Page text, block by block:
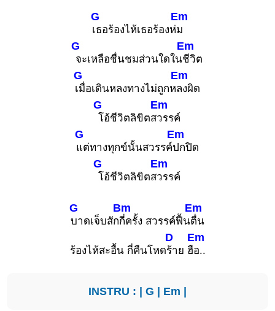
G
เธอร้องไห้เธอร้องห่
Em
ม
G
จะเหลือชื่นชมส่วนใดใน
Em
ชีวิต
G
เมื่อเดินหลงทางไม่ถูกห
Em
ลงผิด
G
โอ้ชีวิตลิขิตส
Em
วรรค์
G
แต่ทางทุกข์นั้นสวรรค์
Em
ปกปิด
G
โอ้ชีวิตลิขิตส
Em
วรรค์
G
บาดเจ็บสัก
Bm
กี่ครั้ง สวรรค์ฟื้น
Em
ตื่น
ร้องไห้สะอื้น กี่คืนโหด
D
ร้าย ฮื
Em
อ..
INSTRU : | G | Em |